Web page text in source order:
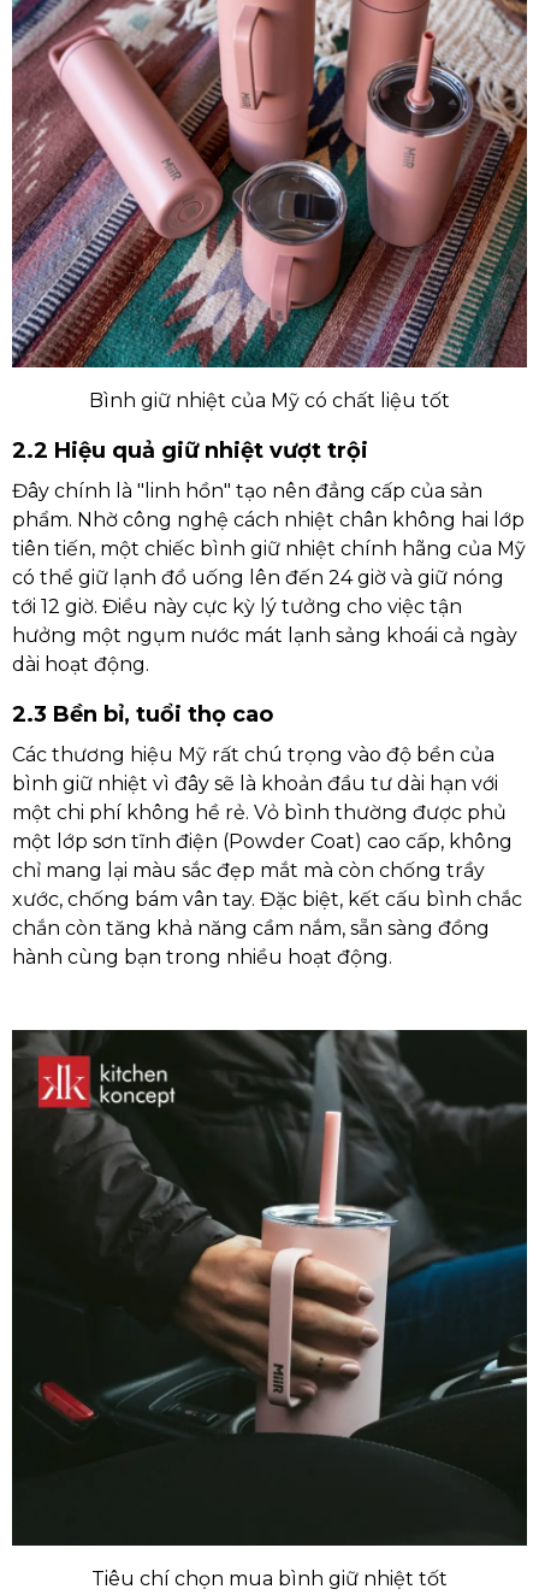
Bình giữ nhiệt của Mỹ có chất liệu tốt
2.2 Hiệu quả giữ nhiệt vượt trội
Đây chính là "linh hồn" tạo nên đẳng cấp của sản
phẩm. Nhờ công nghệ cách nhiệt chân không hai lớp
tiên tiến, một chiếc bình giữ nhiệt chính hãng của Mỹ
có thể giữ lạnh đồ uống lên đến 24 giờ và giữ nóng
tới 12 giờ. Điều này cực kỳ lý tưởng cho việc tận
hưởng một ngụm nước mát lạnh sảng khoái cả ngày
dài hoạt động.
2.3 Bền bỉ, tuổi thọ cao
Các thương hiệu Mỹ rất chú trọng vào độ bền của
bình giữ nhiệt vì đây sẽ là khoản đầu tư dài hạn với
một chi phí không hề rẻ. Vỏ bình thường được phủ
một lớp sơn tĩnh điện (Powder Coat) cao cấp, không
chỉ mang lại màu sắc đẹp mắt mà còn chống trầy
xước, chống bám vân tay. Đặc biệt, kết cấu bình chắc
chắn còn tăng khả năng cầm nắm, sẵn sàng đồng
hành cùng bạn trong nhiều hoạt động.
Tiêu chí chọn mua bình giữ nhiệt tốt